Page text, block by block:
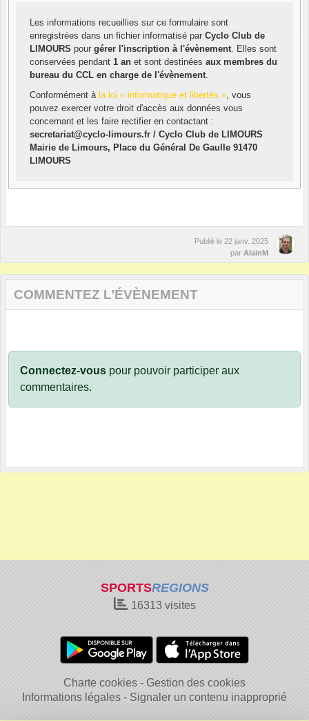
Les informations recueillies sur ce formulaire sont
enregistrées dans un fichier informatisé par Cyclo Club de
LIMOURS pour gérer l'inscription à l'évènement. Elles sont
conservées pendant 1 an et sont destinées aux membres du
bureau du CCL en charge de l'évènement.
Conformément à la loi « informatique et libertés », vous
pouvez exercer votre droit d'accès aux données vous
concernant et les faire rectifier en contactant :
secretariat@cyclo-limours.fr / Cyclo Club de LIMOURS
Mairie de Limours, Place du Général De Gaulle 91470
LIMOURS
Publié le 22 janv. 2025
par AlainM
COMMENTEZ L’ÉVÈNEMENT
Connectez-vous pour pouvoir participer aux
commentaires.
SPORTSREGIONS
16313visites
Charte cookies
Gestion des cookies
Informations légales
Signaler un contenu inapproprié